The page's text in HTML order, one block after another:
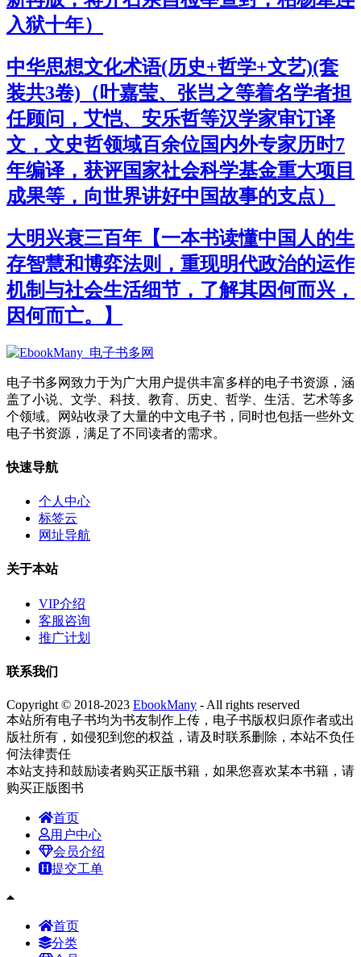
入狱十年）
中华思想文化术语(历史+哲学+文艺)(套
装共3卷)（叶嘉莹、张岂之等着名学者担
任顾问，艾恺、安乐哲等汉学家审订译
文，文史哲领域百余位国内外专家历时7
年编译，获评国家社会科学基金重大项目
成果等，向世界讲好中国故事的支点）
大明兴衰三百年【一本书读懂中国人的生
存智慧和博弈法则，重现明代政治的运作
机制与社会生活细节，了解其因何而兴，
因何而亡。】
电子书多网致力于为广大用户提供丰富多样的电子书资源，涵
盖了小说、文学、科技、教育、历史、哲学、生活、艺术等多
个领域。网站收录了大量的中文电子书，同时也包括一些外文
电子书资源，满足了不同读者的需求。
快速导航
个人中心
标签云
网址导航
关于本站
VIP介绍
客服咨询
推广计划
联系我们
Copyright © 2018-2023 EbookMany - All rights reserved
本站所有电子书均为书友制作上传，电子书版权归原作者或出
版社所有，如侵犯到您的权益，请及时联系删除，本站不负任
何法律责任
本站支持和鼓励读者购买正版书籍，如果您喜欢某本书籍，请
购买正版图书
首页
用户中心
会员介绍
提交工单
首页
分类